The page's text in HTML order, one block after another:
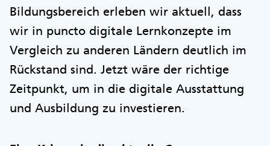
Bildungsbereich erleben wir aktuell, dass
wir in puncto digitale Lernkonzepte im
Vergleich zu anderen Ländern deutlich im
Rückstand sind. Jetzt wäre der richtige
Zeitpunkt, um in die digitale Ausstattung
und Ausbildung zu investieren.